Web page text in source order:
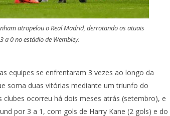
atropelou o Real Madrid, derrotando os atuais
a 0 no estádio de Wembley.
equipes se enfrentaram 3 vezes ao longo da
soma duas vitórias mediante um triunfo do
ocorreu há dois meses atrás (setembro), e
por 3 a 1, com gols de Harry Kane (2 gols) e do